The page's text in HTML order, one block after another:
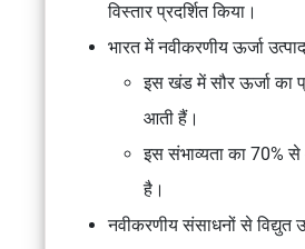
विस्तार प्रदर्शित किया।
भारत में नवीकरणीय ऊर्जा
इस खंड में सौर ऊर्जा का
आती हैं।
इस संभाव्यता का 70%
है।
नवीकरणीय संसाधनों से विद्युत